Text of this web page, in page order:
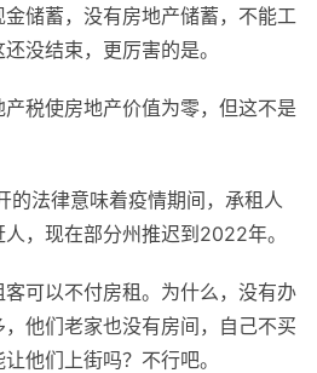
储蓄，没有房地产储蓄，不能工
没结束，更厉害的是。
税使房地产价值为零，但这不是
的法律意味着疫情期间，承租人
，现在部分州推迟到2022年。
可以不付房租。为什么，没有办
他们老家也没有房间，自己不买
他们上街吗？不行吧。